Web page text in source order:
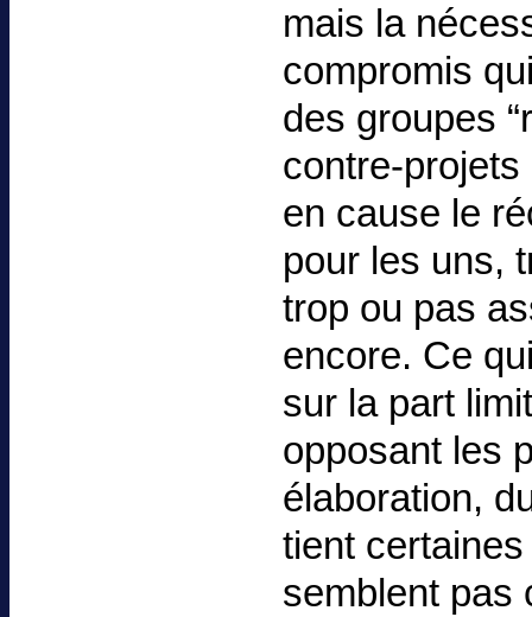
mais la
compromis
des groupes
contre-
en cause le
pour les uns,
trop ou pas
encore. Ce
sur la part
opposant les
élaboration,
tient
semblent pas